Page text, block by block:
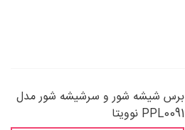
برس شيشه شور و سرشيشه شور مدل
PPL0091 نوویتا